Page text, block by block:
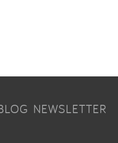
NEWSLETTER